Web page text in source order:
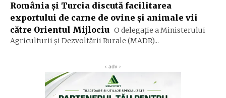
România și Turcia discută facilitarea
exportului de carne de ovine și animale vii
către Orientul Mijlociu O delegație a Ministerului
Agriculturii și Dezvoltării Rurale (MADR)...
‹ adv ›